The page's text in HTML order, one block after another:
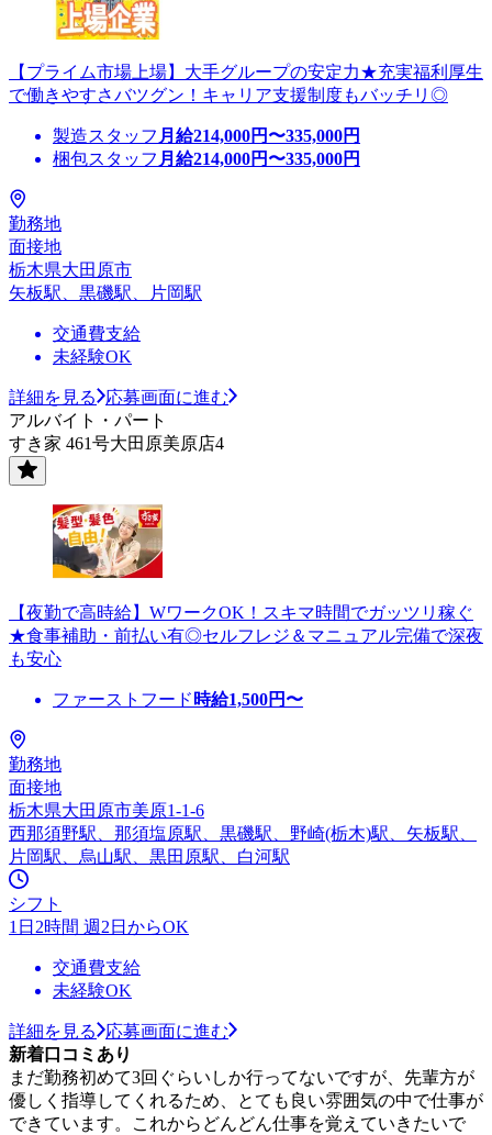
【プライム市場上場】大手グループの安定力★充実福利厚生
で働きやすさバツグン！キャリア支援制度もバッチリ◎
製造スタッフ 月給214,000円〜335,000円
梱包スタッフ 月給214,000円〜335,000円
勤務地
面接地
栃木県大田原市
矢板駅、黒磯駅、片岡駅
交通費支給
未経験OK
詳細を見る
応募画面に進む
アルバイト・パート
すき家 461号大田原美原店4
【夜勤で高時給】WワークOK！スキマ時間でガッツリ稼ぐ
★食事補助・前払い有◎セルフレジ＆マニュアル完備で深夜
も安心
ファーストフード 時給1,500円〜
勤務地
面接地
栃木県大田原市美原1-1-6
西那須野駅、那須塩原駅、黒磯駅、野崎(栃木)駅、矢板駅、
片岡駅、烏山駅、黒田原駅、白河駅
シフト
1日2時間 週2日からOK
交通費支給
未経験OK
詳細を見る
応募画面に進む
新着口コミあり
まだ勤務初めて3回ぐらいしか行ってないですが、先輩方が
優しく指導してくれるため、とても良い雰囲気の中で仕事が
できています。これからどんどん仕事を覚えていきたいで